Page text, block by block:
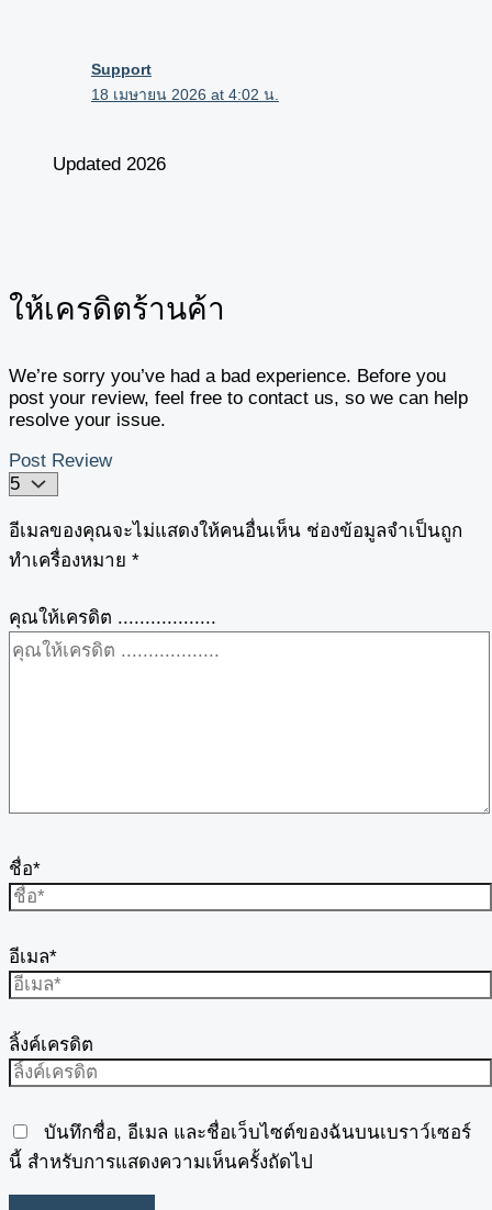
Support
18 เมษายน 2026 at 4:02 น.
Updated 2026
ให้เครดิตร้านค้า
We’re sorry you’ve had a bad experience. Before you
post your review, feel free to contact us, so we can help
resolve your issue.
Post Review
อีเมลของคุณจะไม่แสดงให้คนอื่นเห็น ช่องข้อมูลจำเป็นถูก
ทำเครื่องหมาย *
คุณให้เครดิต ..................
ชื่อ*
อีเมล*
ลิ้งค์เครดิต
บันทึกชื่อ, อีเมล และชื่อเว็บไซต์ของฉันบนเบราว์เซอร์
นี้ สำหรับการแสดงความเห็นครั้งถัดไป